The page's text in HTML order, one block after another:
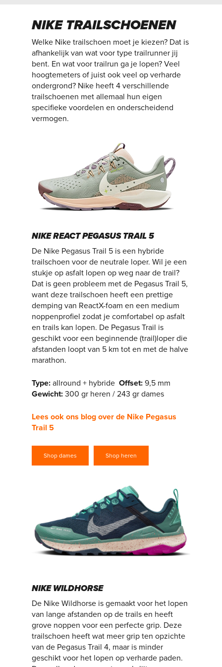
NIKE TRAILSCHOENEN
Welke Nike trailschoen moet je kiezen? Dat is
afhankelijk van wat voor type trailrunner jij
bent. En wat voor trailrun ga je lopen? Veel
hoogtemeters of juist ook veel op verharde
ondergrond? Nike heeft 4 verschillende
trailschoenen met allemaal hun eigen
specifieke voordelen en onderscheidend
vermogen.
NIKE REACT PEGASUS TRAIL 5
De Nike Pegasus Trail 5 is een hybride
trailschoen voor de neutrale loper. Wil je een
stukje op asfalt lopen op weg naar de trail?
Dat is geen probleem met de Pegasus Trail 5,
want deze trailschoen heeft een prettige
demping van ReactX-foam en een medium
noppenprofiel zodat je comfortabel op asfalt
en trails kan lopen. De Pegasus Trail is
geschikt voor een beginnende (trail)loper die
afstanden loopt van 5 km tot en met de halve
marathon.
Type: allround + hybrideOffset: 9,5 mm
Gewicht: 300 gr heren / 243 gr dames
Lees ook ons blog over de Nike Pegasus
Trail 5
Shop dames Shop heren
NIKE WILDHORSE
De Nike Wildhorse is gemaakt voor het lopen
van lange afstanden op de trails en heeft
grove noppen voor een perfecte grip. Deze
trailschoen heeft wat meer grip ten opzichte
van de Pegasus Trail 4, maar is minder
geschikt voor het lopen op verharde paden.